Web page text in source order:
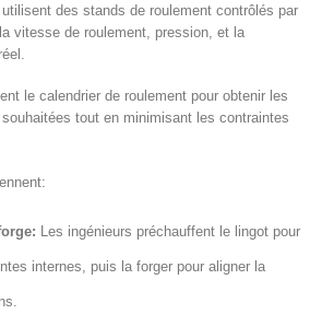
utilisent des stands de roulement contrôlés par
vitesse de roulement, pression, et la
le calendrier de roulement pour obtenir les
tout en minimisant les contraintes
Les ingénieurs préchauffent le lingot pour
internes, puis la forger pour aligner la